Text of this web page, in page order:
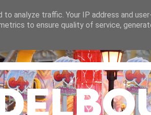
analyze traffic. Your IP address and
to ensure quality of service,